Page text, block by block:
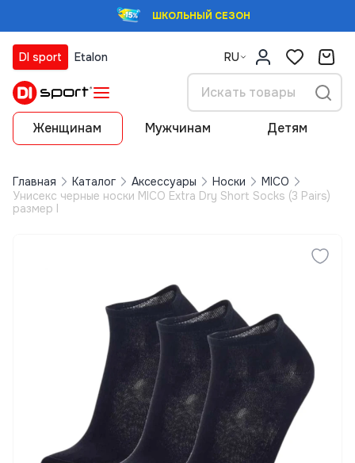
ШКОЛЬНЫЙ СЕЗОН
DI sport Etalon RU
Женщинам Мужчинам Детям
Главная Каталог Аксессуары Носки
MICO
Унисекс черные носки MICO Extra Dry Short Socks (3 Pairs)
размер l